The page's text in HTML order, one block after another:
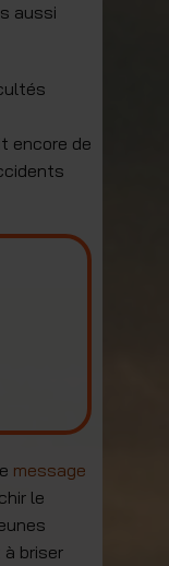
aussi
encore de
message
le
briser